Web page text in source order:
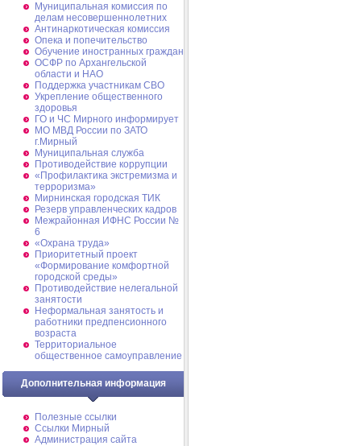
Муниципальная комиссия по
делам несовершеннолетних
Антинаркотическая комиссия
Опека и попечительство
Обучение иностранных граждан
ОСФР по Архангельской
области и НАО
Поддержка участникам СВО
Укрепление общественного
здоровья
ГО и ЧС Мирного информирует
МО МВД России по ЗАТО
г.Мирный
Муниципальная cлужба
Противодействие коррупции
«Профилактика экстремизма и
терроризма»
Мирнинская городская ТИК
Резерв управленческих кадров
Межрайонная ИФНС России №
6
«Охрана труда»
Приоритетный проект
«Формирование комфортной
городской среды»
Противодействие нелегальной
занятости
Неформальная занятость и
работники предпенсионного
возраста
Территориальное
общественное самоуправление
Дополнительная информация
Полезные ссылки
Ссылки Мирный
Администрация сайта